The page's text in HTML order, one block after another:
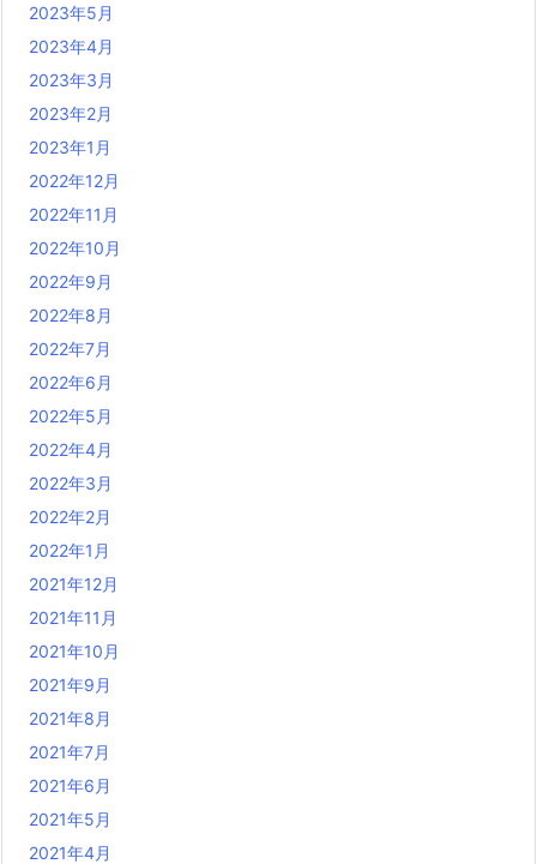
2023年5月
2023年4月
2023年3月
2023年2月
2023年1月
2022年12月
2022年11月
2022年10月
2022年9月
2022年8月
2022年7月
2022年6月
2022年5月
2022年4月
2022年3月
2022年2月
2022年1月
2021年12月
2021年11月
2021年10月
2021年9月
2021年8月
2021年7月
2021年6月
2021年5月
2021年4月